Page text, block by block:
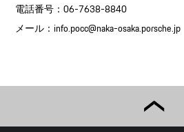
電話番号：06-7638-8840
メール： info.pocc@naka-osaka.porsche.jp